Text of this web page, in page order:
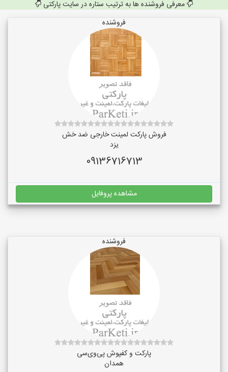
معرفی فروشنده ها به ترتیب ستاره در سایت پارکتی
فروشنده
فروش پارکت لمینت خارجی ضد خش
یزد
09136716713
مشاهده پروفایل
فروشنده
پارکت و کفپوش پی‌وی‌سی
همدان